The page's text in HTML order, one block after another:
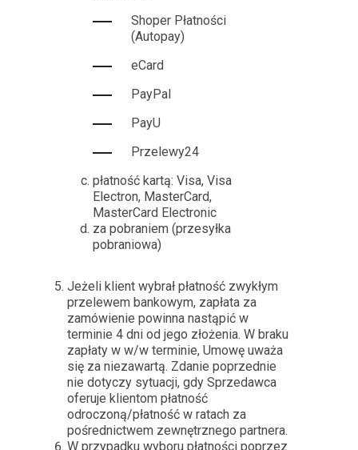
Shoper Płatności
(Autopay)
eCard
PayPal
PayU
Przelewy24
płatność kartą: Visa, Visa
Electron, MasterCard,
MasterCard Electronic
za pobraniem (przesyłka
pobraniowa)
Jeżeli klient wybrał płatność zwykłym
przelewem bankowym, zapłata za
zamówienie powinna nastąpić w
terminie 4 dni od jego złożenia. W braku
zapłaty w w/w terminie, Umowę uważa
się za niezawartą. Zdanie poprzednie
nie dotyczy sytuacji, gdy Sprzedawca
oferuje klientom płatność
odroczoną/płatność w ratach za
pośrednictwem zewnętrznego partnera.
W przypadku wyboru płatności poprzez